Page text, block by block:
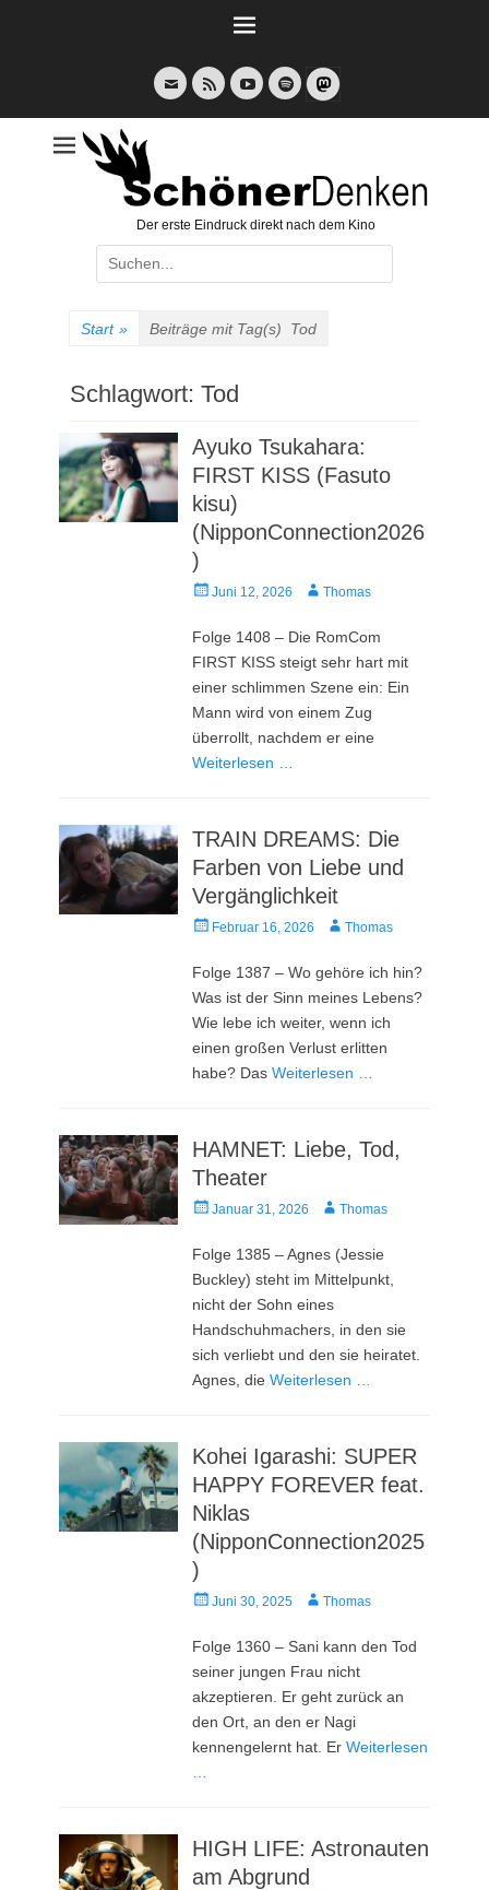
E-
Mail
Feed YouTubeSpotify
Der erste Eindruck direkt nach dem Kino
Suche
nach:
Start » Beiträge mit Tag(s) Tod
Schlagwort: Tod
Ayuko Tsukahara:
FIRST KISS (Fasuto
kisu)
(NipponConnection2026
)
Veröffentlicht
Juni 12, 2026 AutorThomas
Folge 1408 – Die RomCom
FIRST KISS steigt sehr hart mit
einer schlimmen Szene ein: Ein
Mann wird von einem Zug
überrollt, nachdem er eine
Weiterlesen …
TRAIN DREAMS: Die
Farben von Liebe und
Vergänglichkeit
Veröffentlicht
Februar 16, 2026 AutorThomas
Folge 1387 – Wo gehöre ich hin?
Was ist der Sinn meines Lebens?
Wie lebe ich weiter, wenn ich
einen großen Verlust erlitten
habe? DasWeiterlesen …
HAMNET: Liebe, Tod,
Theater
Veröffentlicht
Januar 31, 2026 AutorThomas
Folge 1385 – Agnes (Jessie
Buckley) steht im Mittelpunkt,
nicht der Sohn eines
Handschuhmachers, in den sie
sich verliebt und den sie heiratet.
Agnes, dieWeiterlesen …
Kohei Igarashi: SUPER
HAPPY FOREVER feat.
Niklas
(NipponConnection2025
)
Veröffentlicht
Juni 30, 2025 AutorThomas
Folge 1360 – Sani kann den Tod
seiner jungen Frau nicht
akzeptieren. Er geht zurück an
den Ort, an den er Nagi
kennengelernt hat. ErWeiterlesen
HIGH LIFE: Astronauten
am Abgrund